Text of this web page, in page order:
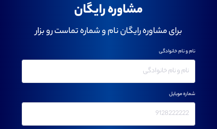
مشاوره رایگان
برای مشاوره رایگان نام و شماره تماست رو بزار
نام و نام خانوادگی
شماره موبایل